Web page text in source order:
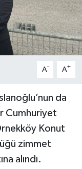
A- A+
da
Cumhuriyet
Konut
zimmet
alındı.